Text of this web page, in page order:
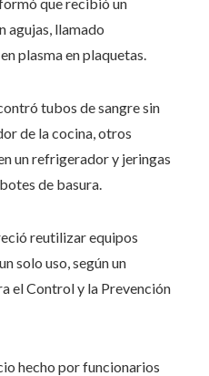
agujas, llamado
plasma en plaquetas.
tubos de sangre sin
de la cocina, otros
un refrigerador y jeringas
de basura.
reutilizar equipos
solo uso, según un
el Control y la Prevención
hecho por funcionarios